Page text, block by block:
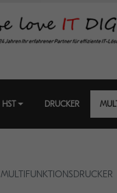
HST DRUCKER
MULTIFUNKTIONSDRUCKER